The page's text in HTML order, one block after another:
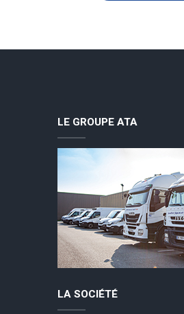
LE GROUPE ATA
LA SOCIÉTÉ